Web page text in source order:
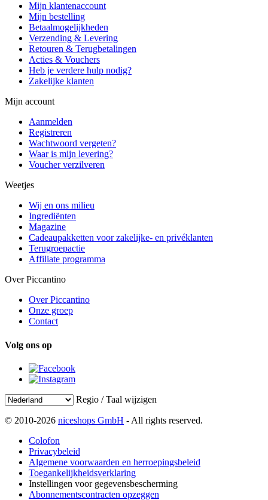
Mijn klantenaccount
Mijn bestelling
Betaalmogelijkheden
Verzending & Levering
Retouren & Terugbetalingen
Acties & Vouchers
Heb je verdere hulp nodig?
Zakelijke klanten
Mijn account
Aanmelden
Registreren
Wachtwoord vergeten?
Waar is mijn levering?
Voucher verzilveren
Weetjes
Wij en ons milieu
Ingrediënten
Magazine
Cadeaupakketten voor zakelijke- en privéklanten
Terugroepactie
Affiliate programma
Over Piccantino
Over Piccantino
Onze groep
Contact
Volg ons op
Regio / Taal wijzigen
© 2010-2026 niceshops GmbH - All rights reserved.
Colofon
Privacybeleid
Algemene voorwaarden en herroepingsbeleid
Toegankelijkheidsverklaring
Instellingen voor gegevensbescherming
Abonnementscontracten opzeggen